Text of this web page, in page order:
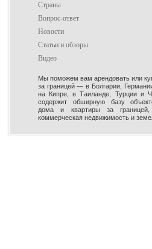
Страны
Вопрос-ответ
Новости
Статьи и обзоры
Видео
Мы поможем вам арендовать или
за границей — в Болгарии,
на Кипре, в Таиланде, Турции и
содержит обширную базу
дома и квартиры за границей,
коммерческая недвижимость и